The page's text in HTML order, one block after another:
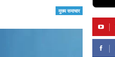
मुख्य समाचार